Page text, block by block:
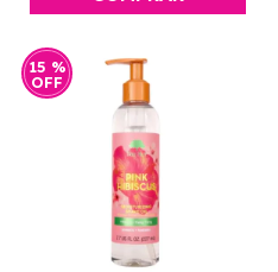
15 %
OFF